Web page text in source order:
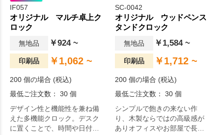
IF057
オリジナル マルチ卓上ク
ロック
無地品 ￥924 ~
印刷品 ￥1,062 ~
200 個の場合 (税込)
最低ご注文数： 30 個
デザイン性と機能性を兼ね備
えた多機能クロック。デスク
に置くことで、時間や日付だ
SC-0042
オリジナル ウッドペンス
タンドクロック
無地品 ￥1,584 ~
印刷品 ￥1,712 ~
200 個の場合 (税込)
最低ご注文数： 30 個
シンプルで飽きの来ない作
り、木製ならではの高級感が
ありオフィスやお部屋で長く